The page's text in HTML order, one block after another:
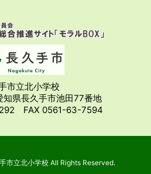
市立北小学校
県長久手市池田77番地
FAX 0561-63-7594
市立北小学校 All Rights Reserved.